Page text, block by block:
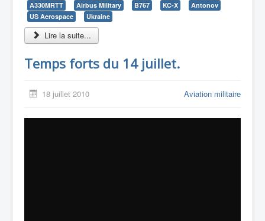
A330MRTT
Airbus Military B767 KC-X
Antonov
US Aerospace
Ukraine
Lire la suite...
Temps forts du 14 juillet.
18 juillet 2010 Aviation militaire